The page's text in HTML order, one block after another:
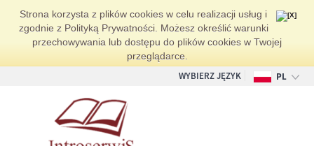
Strona korzysta z plików cookies w celu realizacji usług i
zgodnie z Polityką Prywatności. Możesz określić warunki
przechowywania lub dostępu do plików cookies w Twojej
przeglądarce.
WYBIERZ JĘZYK
PL